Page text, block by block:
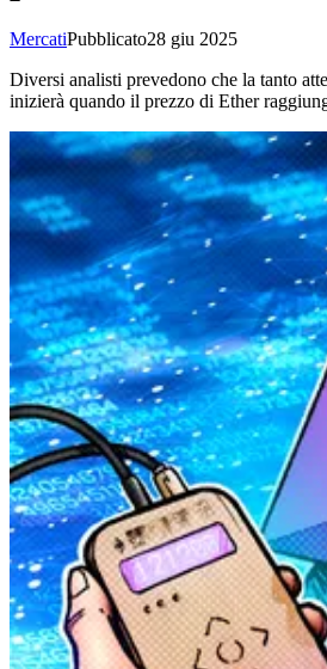
MercatiPubblicato28 giu 2025
Diversi analisti prevedono che la tanto
inizierà quando il prezzo di Ether